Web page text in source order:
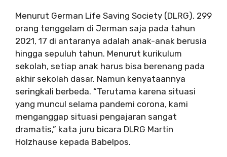
Menurut German Life Saving Society (DLRG), 299
orang tenggelam di Jerman saja pada tahun
2021, 17 di antaranya adalah anak-anak berusia
hingga sepuluh tahun. Menurut kurikulum
sekolah, setiap anak harus bisa berenang pada
akhir sekolah dasar. Namun kenyataannya
seringkali berbeda. “Terutama karena situasi
yang muncul selama pandemi corona, kami
menganggap situasi pengajaran sangat
dramatis,” kata juru bicara DLRG Martin
Holzhause kepada Babelpos.